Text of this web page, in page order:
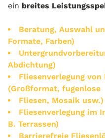
ein breites
Beratung, Auswahl
Formate, Farben)
Abdichtung)
Fliesenverlegung
(Großformat, fugenlose
Fliesen, Mosaik usw.)
Fliesenverlegung im
B. Terrassen)
Barrierefreie